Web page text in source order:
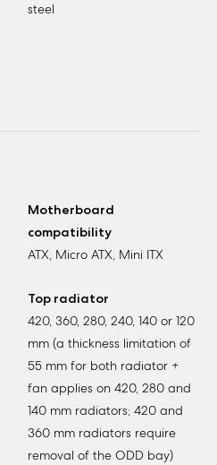
steel
Motherboard
compatibility
ATX, Micro ATX, Mini ITX
Top radiator
420, 360, 280, 240, 140 or 120
mm (a thickness limitation of
55 mm for both radiator +
fan applies on 420, 280 and
140 mm radiators; 420 and
360 mm radiators require
removal of the ODD bay)